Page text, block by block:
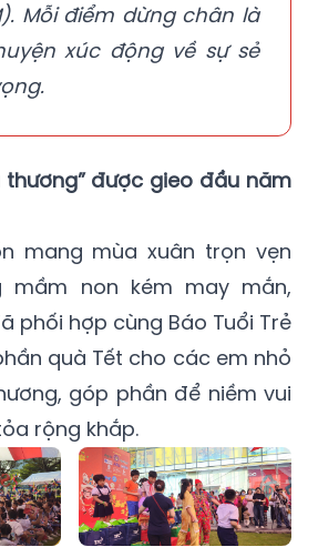
Mỗi điểm dừng chân là
xúc động về sự sẻ
thương” được gieo đầu năm
mang mùa xuân trọn vẹn
mầm non kém may mắn,
phối hợp cùng Báo Tuổi Trẻ
quà Tết cho các em nhỏ
góp phần để niềm vui
rộng khắp.